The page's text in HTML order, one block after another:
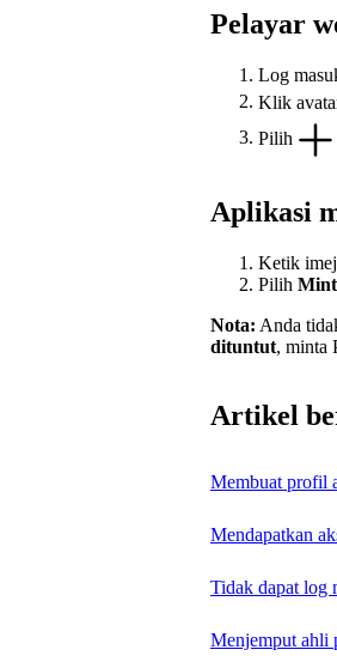
Pelayar
Log
Klik
Pilih
Aplikasi
Ketik imej
Pilih
Nota: Anda
dituntut, minta
Artikel
Membuat profil
Mendapatkan
Tidak dapat log
Menjemput ahli